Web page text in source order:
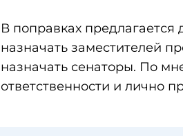
В поправках
назначать заместителей
назначать сенаторы. По
ответственности и лично